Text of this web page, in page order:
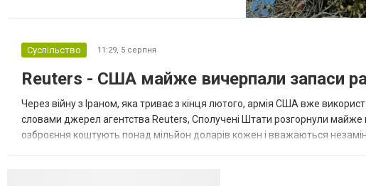
зі сторони Європи до цих переговорів
долучилися колишні високопосадовці
Великої Британії, Франції, Німеччини та Р...
Суспільство 11:29, 5 серпня
Reuters - США майже вичерпали запаси
Через війну з Іраном, яка триває з кінця лютого, армія США вже
словами джерел агентства Reuters, Сполучені Штати розгорнули майже
озброєння коштують понад мільйон доларів кожен і вважаються